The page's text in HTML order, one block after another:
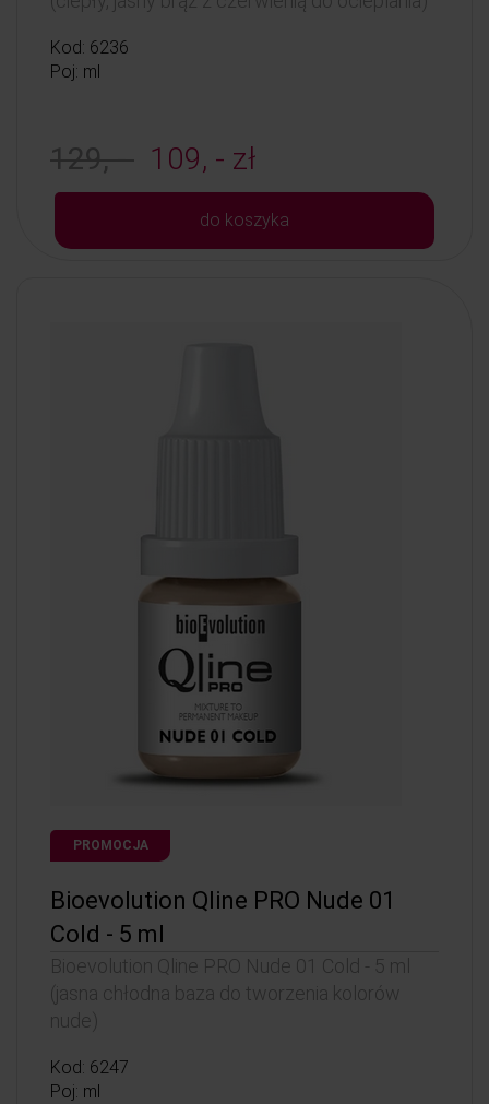
Kod: 6236
Poj: ml
129, - 109, - zł
do koszyka
PROMOCJA
Bioevolution Qline PRO Nude 01
Cold - 5 ml
Bioevolution Qline PRO Nude 01 Cold - 5 ml
(jasna chłodna baza do tworzenia kolorów
nude)
Kod: 6247
Poj: ml